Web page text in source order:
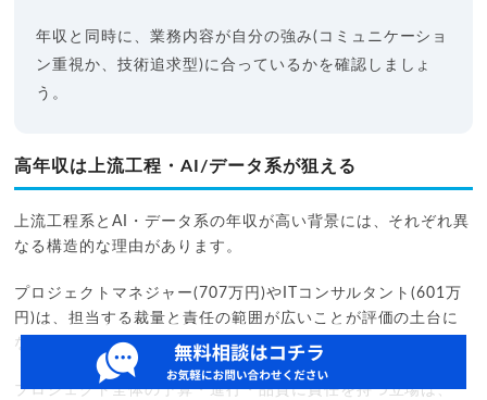
年収と同時に、業務内容が自分の強み(コミュニケーショ
ン重視か、技術追求型)に合っているかを確認しましょ
う。
高年収は上流工程・AI/データ系が狙える
上流工程系とAI・データ系の年収が高い背景には、それぞれ異
なる構造的な理由があります。
プロジェクトマネジャー(707万円)やITコンサルタント(601万
円)は、担当する裁量と責任の範囲が広いことが評価の土台に
なっています。
プロジェクト全体の予算・進行・品質に責任を持つ立場は、